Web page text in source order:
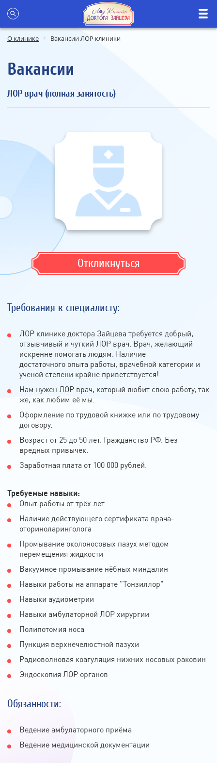
О клинике Вакансии ЛОР клиники
Вакансии
ЛОР врач (полная занятость)
Откликнуться
Требования к специалисту:
ЛОР клинике доктора Зайцева требуется добрый,
отзывчивый и чуткий ЛОР врач. Врач, желающий
искренне помогать людям. Наличие
достаточного опыта работы, врачебной категории и
учёной степени крайне приветствуется!
Нам нужен ЛОР врач, который любит свою работу, так
же, как любим её мы.
Оформление по трудовой книжке или по трудовому
договору.
Возраст от 25 до 50 лет. Гражданство РФ. Без
вредных привычек.
Заработная плата от 100 000 рублей.
Требуемые навыки:
Опыт работы от трёх лет
Наличие действующего сертификата врача-
оториноларинголога
Промывание околоносовых пазух методом
перемещения жидкости
Вакуумное промывание нёбных миндалин
Навыки работы на аппарате "Тонзиллор"
Навыки аудиометрии
Навыки амбулаторной ЛОР хирургии
Полипотомия носа
Пункция верхнечелюстной пазухи
Радиоволновая коагуляция нижних носовых раковин
Эндоскопия ЛОР органов
Обязанности:
Ведение амбулаторного приёма
Ведение медицинской документации